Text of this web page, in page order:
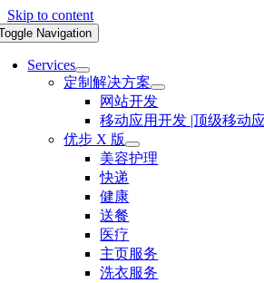
Skip to content
Navigation
Services
定制解决方案
网站开发
移动应用开发 |顶级移动
优步 X 版
美容护理
快递
健康
送餐
医疗
主页服务
洗衣服务